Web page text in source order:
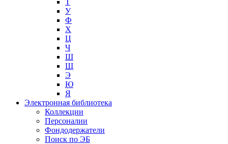
Т
У
Ф
Х
Ц
Ч
Ш
Щ
Э
Ю
Я
Электронная библиотека
Коллекции
Персоналии
Фондодержатели
Поиск по ЭБ